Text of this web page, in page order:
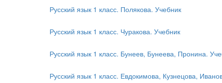
Русский язык 1 класс. Полякова. Учебник
Русский язык 1 класс. Чуракова. Учебник
Русский язык 1 класс. Бунеев, Бунеева, Пронина.
Русский язык 1 класс. Евдокимова, Кузнецова,